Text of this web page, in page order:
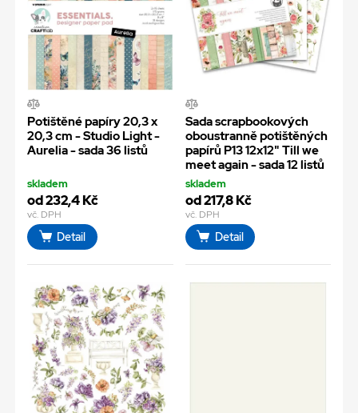
Potištěné papíry 20,3 x
20,3 cm - Studio Light -
Aurelia - sada 36 listů
skladem
od 232,4 Kč
vč. DPH
Detail
Sada scrapbookových
oboustranně potištěných
papírů P13 12x12" Till we
meet again - sada 12 listů
skladem
od 217,8 Kč
vč. DPH
Detail